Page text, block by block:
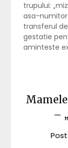
trupului:
asa-numitor
transferul
gestatie
aminteste
–